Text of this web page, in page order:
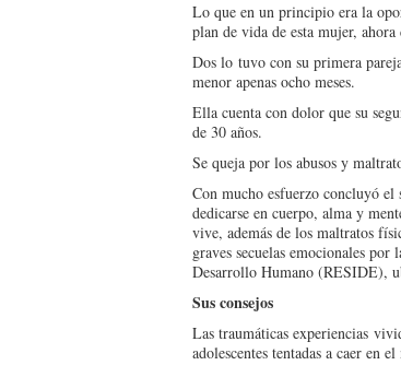
Lo que en un principio era la
plan de vida de esta mujer,
Dos lo tuvo con su primera
menor apenas ocho meses.
Ella cuenta con dolor que su
de 30 años.
Se queja por los abusos y
Con mucho esfuerzo concluyó el
dedicarse en cuerpo, alma y
vive, además de los maltratos
graves secuelas emocionales
Desarrollo Humano (RESIDE),
Sus consejos
Las traumáticas experiencias
adolescentes tentadas a caer en